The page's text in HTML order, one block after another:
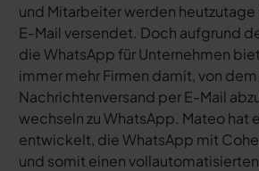
und Mitarbeiter werden
E-Mail versendet. Doch aufgrund
die WhatsApp für Unternehmen
immer mehr Firmen damit, von
Nachrichtenversand per E-Mail
wechseln zu WhatsApp. Mateo hat
entwickelt, die WhatsApp mit
und somit einen vollautomatisierten